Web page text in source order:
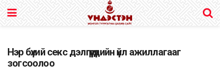
Нэр бүхий секс дэлгүүрүүдийн үйл ажиллагааг
зогсоолоо